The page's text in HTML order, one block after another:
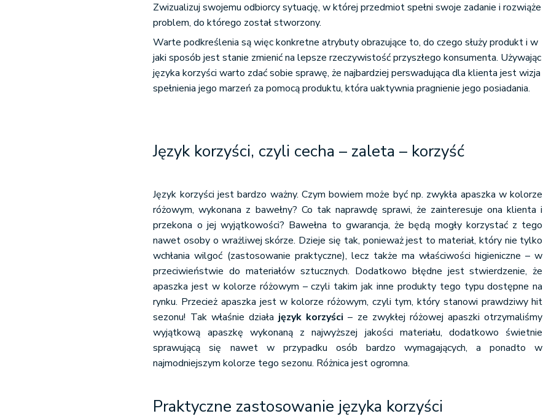
Zwizualizuj swojemu odbiorcy sytuację, w której przedmiot spełni swoje zadanie i rozwiąże
problem, do którego został stworzony.
Warte podkreślenia są więc konkretne atrybuty obrazujące to, do czego służy produkt i w
jaki sposób jest stanie zmienić na lepsze rzeczywistość przyszłego konsumenta. Używając
języka korzyści warto zdać sobie sprawę, że najbardziej perswadująca dla klienta jest wizja
spełnienia jego marzeń za pomocą produktu, która uaktywnia pragnienie jego posiadania.
Język korzyści, czyli cecha – zaleta – korzyść
Język korzyści jest bardzo ważny. Czym bowiem może być np. zwykła apaszka w kolorze
różowym, wykonana z bawełny? Co tak naprawdę sprawi, że zainteresuje ona klienta i
przekona o jej wyjątkowości? Bawełna to gwarancja, że będą mogły korzystać z tego
nawet osoby o wrażliwej skórze. Dzieje się tak, ponieważ jest to materiał, który nie tylko
wchłania wilgoć (zastosowanie praktyczne), lecz także ma właściwości higieniczne – w
przeciwieństwie do materiałów sztucznych. Dodatkowo błędne jest stwierdzenie, że
apaszka jest w kolorze różowym – czyli takim jak inne produkty tego typu dostępne na
rynku. Przecież apaszka jest w kolorze różowym, czyli tym, który stanowi prawdziwy hit
sezonu! Tak właśnie działa język korzyści – ze zwykłej różowej apaszki otrzymaliśmy
wyjątkową apaszkę wykonaną z najwyższej jakości materiału, dodatkowo świetnie
sprawującą się nawet w przypadku osób bardzo wymagających, a ponadto w
najmodniejszym kolorze tego sezonu. Różnica jest ogromna.
Praktyczne zastosowanie języka korzyści